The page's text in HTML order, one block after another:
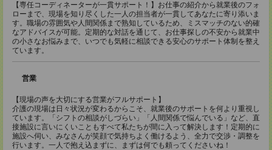
【専任コーディネーターが一貫サポート！】お仕事の紹介から就業後のフォ
ローまで、現場を知り尽くした一人の担当者が一貫してあなたに寄り添いま
す。職場の雰囲気や人間関係まで熟知しているため、ミスマッチのない的確
なアドバイスが可能。定期的な対話を通じて、お仕事探しの不安から就業中
の小さなお悩みまで、いつでも気軽に相談できる安心のサポート体制を整え
ています。
営業
【現場の声を大切にする営業がフルサポート】
介護の現場は日々状況が変わるからこそ、就業後のサポートを何より重視し
ています。「シフトの相談がしづらい」「人間関係で悩んでいる」など、直
接施設に言いにくいこともすべて私たちが間に入って解決します！定期的に
施設へ伺い、みなさんが笑顔で気持ちよく働けるよう、全力で交渉・調整を
行います。一人で抱え込まずに、まずは何でも頼ってくださいね！